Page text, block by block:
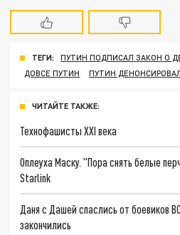
ТЕГИ:
ПУТИН ПОДПИСАЛ ЗАКОН О
ДОВСЕ ПУТИН
ПУТИН
ЧИТАЙТЕ ТАКЖЕ:
Технофашисты XXI века
Оплеуха Маску. "Пора снять белые
Starlink
Даня с Дашей спаслись от боевиков
закончились